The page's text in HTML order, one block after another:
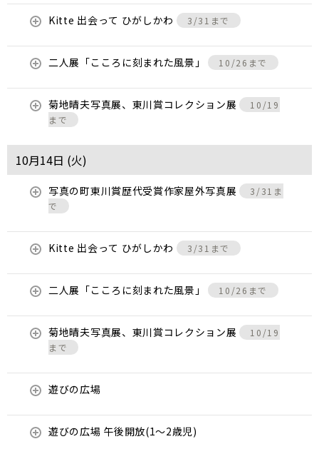
Kitte 出会って ひがしかわ 3/31まで
二人展「こころに刻まれた風景」 10/26まで
菊地晴夫写真展、東川賞コレクション展
10/19
まで
10月14日 (火)
写真の町東川賞歴代受賞作家屋外写真展
3/31ま
で
Kitte 出会って ひがしかわ 3/31まで
二人展「こころに刻まれた風景」 10/26まで
菊地晴夫写真展、東川賞コレクション展
10/19
まで
遊びの広場
遊びの広場 午後開放(1～2歳児)